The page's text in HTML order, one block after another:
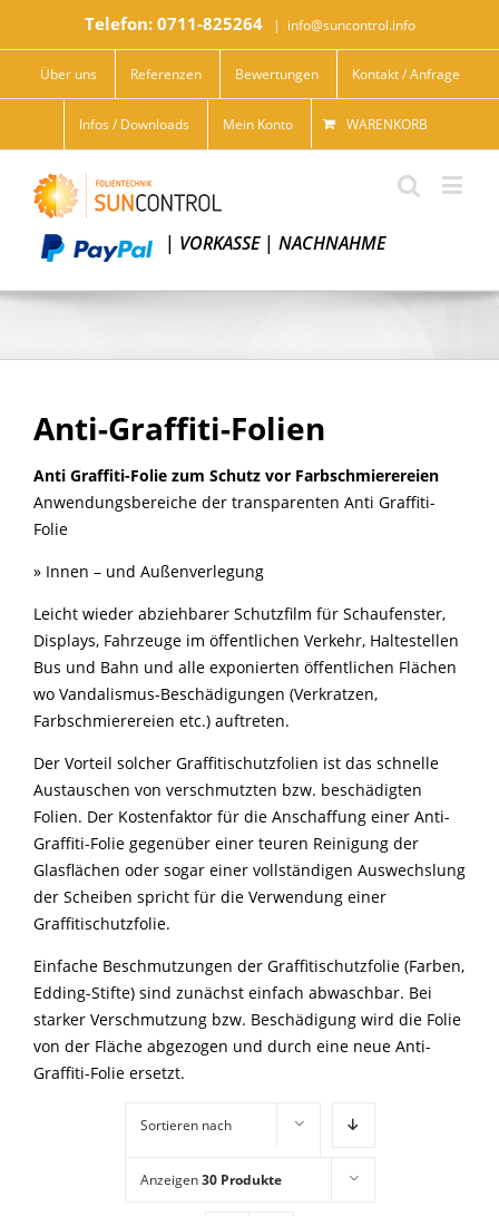
Telefon: 0711-825264 | info@suncontrol.info
Über uns Referenzen Bewertungen Kontakt / Anfrage
Infos / Downloads Mein Konto WARENKORB
| VORKASSE| NACHNAHME
Anti-Graffiti-Folien
Anti Graffiti-Folie zum Schutz vor Farbschmierereien
Anwendungsbereiche der transparenten Anti Graffiti-
Folie
» Innen – und Außenverlegung
Leicht wieder abziehbarer Schutzfilm für Schaufenster,
Displays, Fahrzeuge im öffentlichen Verkehr, Haltestellen
Bus und Bahn und alle exponierten öffentlichen Flächen
wo Vandalismus-Beschädigungen (Verkratzen,
Farbschmierereien etc.) auftreten.
Der Vorteil solcher Graffitischutzfolien ist das schnelle
Austauschen von verschmutzten bzw. beschädigten
Folien. Der Kostenfaktor für die Anschaffung einer Anti-
Graffiti-Folie gegenüber einer teuren Reinigung der
Glasflächen oder sogar einer vollständigen Auswechslung
der Scheiben spricht für die Verwendung einer
Graffitischutzfolie.
Einfache Beschmutzungen der Graffitischutzfolie (Farben,
Edding-Stifte) sind zunächst einfach abwaschbar. Bei
starker Verschmutzung bzw. Beschädigung wird die Folie
von der Fläche abgezogen und durch eine neue Anti-
Graffiti-Folie ersetzt.
Sortieren nach
Anzeigen30 Produkte